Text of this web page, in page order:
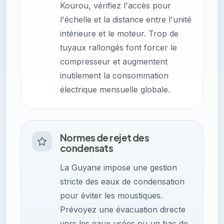
Kourou, vérifiez l'accès pour
l'échelle et la distance entre l'unité
intérieure et le moteur. Trop de
tuyaux rallongés font forcer le
compresseur et augmentent
inutilement la consommation
électrique mensuelle globale.
Normes de rejet des
condensats
La Guyane impose une gestion
stricte des eaux de condensation
pour éviter les moustiques.
Prévoyez une évacuation directe